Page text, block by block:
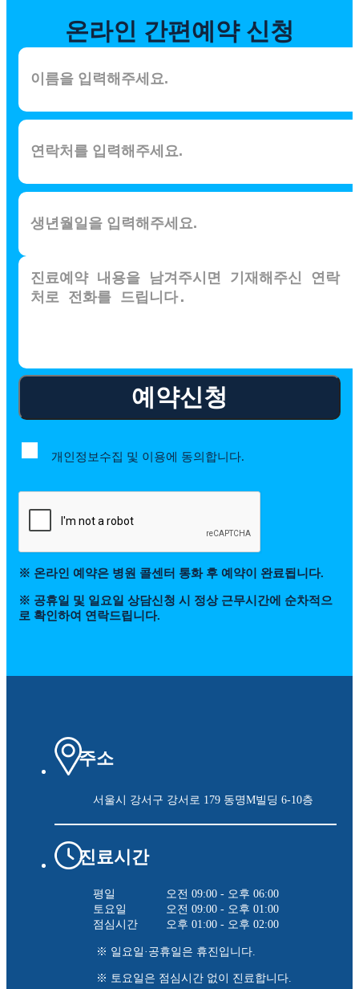
온라인 간편예약 신청
예약신청
개인정보수집 및 이용에 동의합니다.
※ 온라인 예약은 병원 콜센터 통화 후 예약이 완료됩니다.
※ 공휴일 및 일요일 상담신청 시 정상 근무시간에 순차적으
로 확인하여 연락드립니다.
주소
서울시 강서구 강서로 179 동명M빌딩 6-10층
진료시간
평일
오전 09:00 - 오후 06:00
토요일
오전 09:00 - 오후 01:00
점심시간
오후 01:00 - 오후 02:00
※ 일요일·공휴일은 휴진입니다.
※ 토요일은 점심시간 없이 진료합니다.